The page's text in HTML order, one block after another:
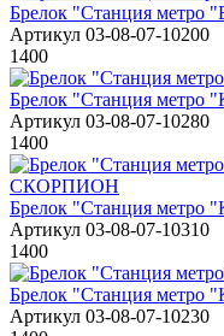
Брелок "Станция метро
Артикул 03-08-07-10200
1400
Брелок "Станция метро
Артикул 03-08-07-10280
1400
Брелок "Станция метро
Артикул 03-08-07-10310
1400
Брелок "Станция метро
Артикул 03-08-07-10230